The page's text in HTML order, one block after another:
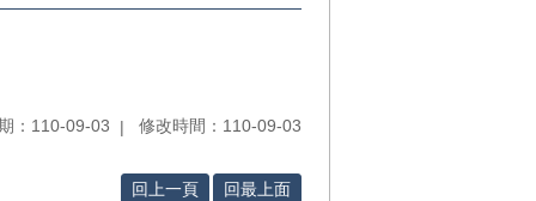
：110-09-03 修改時間：110-09-03
回上一頁 回最上面